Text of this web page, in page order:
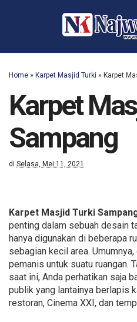
Home » Karpet Masjid Turki » Karpet
Karpet
Sampang
di Selasa, Mei 11, 2021
Karpet Masjid Turki
penting dalam sebuah desain
hanya digunakan di beberapa
sebagian kecil area.
pemanis untuk suatu ruangan.
saat ini, Anda perhatikan saja
publik yang lantainya berlapis
restoran, Cinema XXI, dan